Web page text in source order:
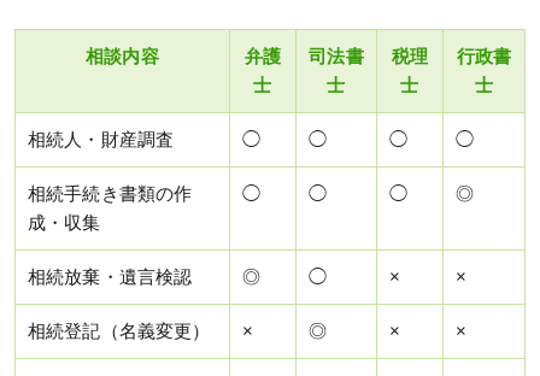
相談内容
弁護
士
司法書
士
税理
士
行政書
士
相続人・財産調査 ◯ ◯ ◯ ◯
相続手続き書類の作
成・収集
◯ ◯ ◯ ◎
相続放棄・遺言検認 ◎ ◯ × ×
相続登記（名義変更） × ◎ × ×